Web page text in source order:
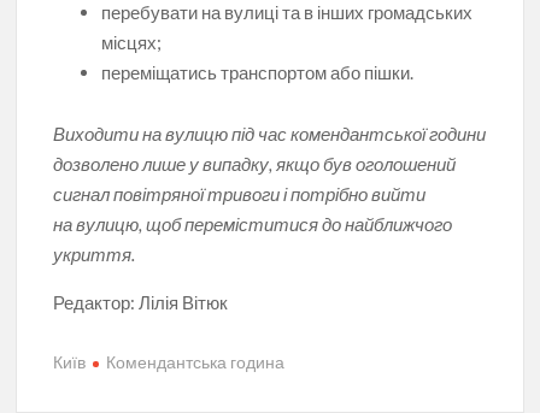
перебувати на вулиці та в інших громадських
місцях;
переміщатись транспортом або пішки.
Виходити на вулицю під час комендантської години
дозволено лише у випадку, якщо був оголошений
сигнал повітряної тривоги і потрібно вийти
на вулицю, щоб переміститися до найближчого
укриття.
Редактор:Лілія Вітюк
Київ Комендантська година